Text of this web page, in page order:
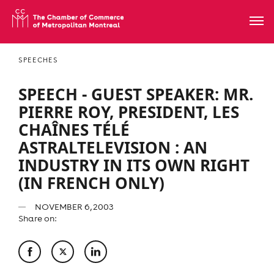
SPEECHES
SPEECH - GUEST SPEAKER: MR.
PIERRE ROY, PRESIDENT, LES
CHAÎNES TÉLÉ
ASTRALTELEVISION : AN
INDUSTRY IN ITS OWN RIGHT
(IN FRENCH ONLY)
NOVEMBER 6, 2003
Share on: